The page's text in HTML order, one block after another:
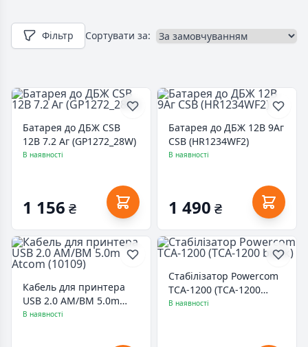
Фільтр Сортувати за:
Батарея до ДБЖ CSB
12В 7.2 Аг (GP1272_28W)
В наявності
1 156 ₴
Батарея до ДБЖ 12В 9Аг
CSB (HR1234WF2)
В наявності
1 490 ₴
Кабель для принтера
USB 2.0 AM/BM 5.0m
Atcom (10109)
В наявності
Стабілізатор Powercom
TCA-1200 (TCA-1200
black)
В наявності